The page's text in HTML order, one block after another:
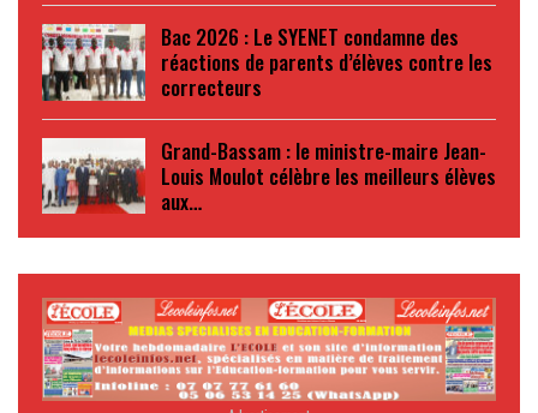
Bac 2026 : Le SYENET condamne des
réactions de parents d’élèves contre les
correcteurs
Grand-Bassam : le ministre-maire Jean-
Louis Moulot célèbre les meilleurs élèves
aux…